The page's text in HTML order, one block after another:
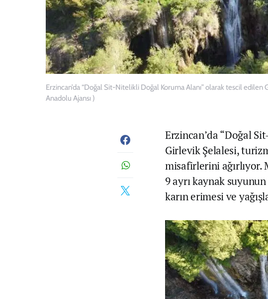
Erzincan’da “Doğal Sit-Nitelikli Doğal Koruma Alanı” olarak tescil
Anadolu Ajansı )
Erzincan’da “Doğal
Girlevik Şelalesi,
misafirlerini
9 ayrı kaynak
karın erimesi ve